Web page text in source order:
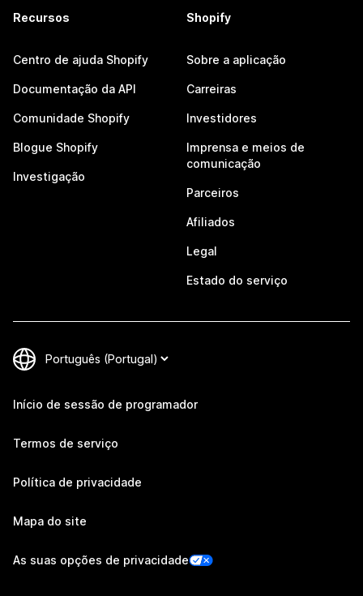
Recursos
Centro de ajuda Shopify
Documentação da API
Comunidade Shopify
Blogue Shopify
Investigação
Shopify
Sobre a aplicação
Carreiras
Investidores
Imprensa e meios de
comunicação
Parceiros
Afiliados
Legal
Estado do serviço
Início de sessão de programador
Termos de serviço
Política de privacidade
Mapa do site
As suas opções de privacidade